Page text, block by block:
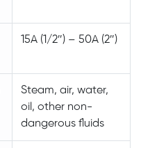
15A (1/2″) – 50A (2″)
Steam, air, water,
oil, other non-
dangerous fluids